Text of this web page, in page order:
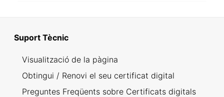
Suport Tècnic
Visualització de la pàgina
Obtingui / Renovi el seu certificat digital
Preguntes Freqüents sobre Certificats digitals